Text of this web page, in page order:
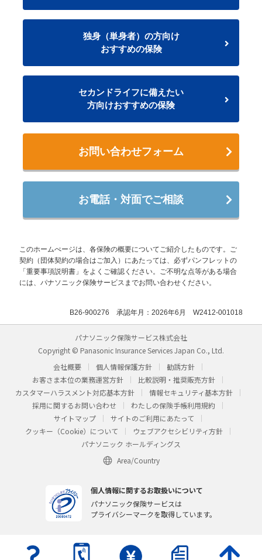
独身（単身者）の方向け
おすすめの保険
セカンドライフに備えたい
方向けおすすめの保険
お問い合わせフォーム
お電話・対面でご相談
このホームぺージは、各保険の概要についてご紹介したものです。ご
契約（団体契約の場合はご加入）にあたっては、必ずパンフレットの
「重要事項説明書」をよくご確認ください。ご不明な点等がある場合
には、パナソニック保険サービスまでお問い合わせください。
B26-900276 承認年月：2026年6月 W2412-001018
パナソニック保険サービス株式会社
Copyright © Panasonic Insurance Services Japan Co., Ltd.
会社概要
個人情報保護方針
勧誘方針
お客さま本位の業務運営方針
比較説明・推奨販売方針
カスタマーハラスメント対応基本方針
情報セキュリティ基本方針
採用に関するお問い合わせ
わたしの保険手帳利用規約
サイトマップ
サイトのご利用にあたって
クッキー（Cookie）について
ウェブアクセシビリティ方針
パナソニック ホールディングス
Area/Country
個人情報に関するお取扱いについて
パナソニック保険サービスは
プライバシーマークを取得しています。